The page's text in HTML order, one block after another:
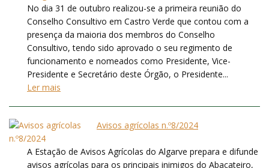
No dia 31 de outubro realizou-se a primeira reunião do
Conselho Consultivo em Castro Verde que contou com a
presença da maioria dos membros do Conselho
Consultivo, tendo sido aprovado o seu regimento de
funcionamento e nomeados como Presidente, Vice-
Presidente e Secretário deste Órgão, o Presidente...
Ler mais
Avisos agrícolas n.º8/2024
A Estação de Avisos Agrícolas do Algarve prepara e difunde
avisos agrícolas para os principais inimigos do Abacateiro,